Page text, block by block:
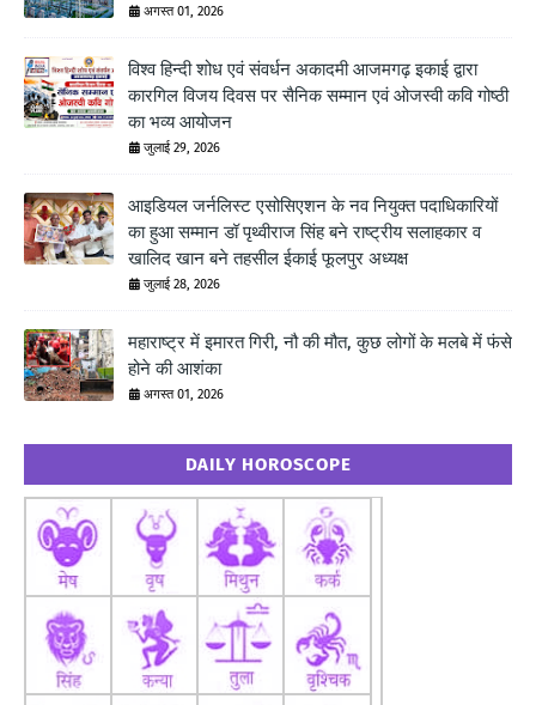
अगस्त 01, 2026
विश्व हिन्दी शोध एवं संवर्धन अकादमी आजमगढ़ इकाई द्वारा
कारगिल विजय दिवस पर सैनिक सम्मान एवं ओजस्वी कवि गोष्ठी
का भव्य आयोजन
जुलाई 29, 2026
आइडियल जर्नलिस्ट एसोसिएशन के नव नियुक्त पदाधिकारियों
का हुआ सम्मान डॉ पृथ्वीराज सिंह बने राष्ट्रीय सलाहकार व
खालिद खान बने तहसील ईकाई फूलपुर अध्यक्ष
जुलाई 28, 2026
महाराष्ट्र में इमारत गिरी, नौ की मौत, कुछ लोगों के मलबे में फंसे
होने की आशंका
अगस्त 01, 2026
DAILY HOROSCOPE